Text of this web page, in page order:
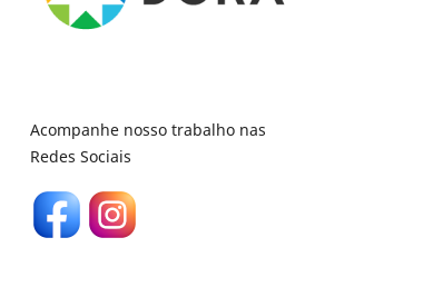
Acompanhe nosso trabalho nas
Redes Sociais